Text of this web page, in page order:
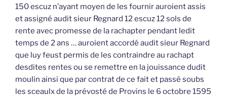
150 escuz n’ayant moyen de les fournir auroient assis
et assigné audit sieur Regnard 12 escuz 12 sols de
rente avec promesse de la rachapter pendant ledit
temps de 2 ans … auroient accordé audit sieur Regnard
que luy feust permis de les contraindre au rachapt
desdites rentes ou se remettre en la jouissance dudit
moulin ainsi que par contrat de ce fait et passé soubs
les sceaulx de la prévosté de Provins le 6 octobre 1595